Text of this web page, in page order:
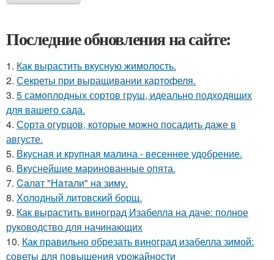
Последние обновления на сайте:
1. Как вырастить вкусную жимолость.
2. Секреты при выращивании картофеля.
3. 5 самоплодных сортов груш, идеально подходящих
для вашего сада.
4. Сорта огурцов, которые можно посадить даже в
августе.
5. Вкусная и крупная малина - весеннее удобрение.
6. Вкуснейшие маринованные опята.
7. Caлaт "Нaтaли" нa зиму.
8. Холодный литовский борщ.
9. Как вырастить виноград Изабелла на даче: полное
руководство для начинающих
10. Как правильно обрезать виноград изабелла зимой:
советы для повышения урожайности